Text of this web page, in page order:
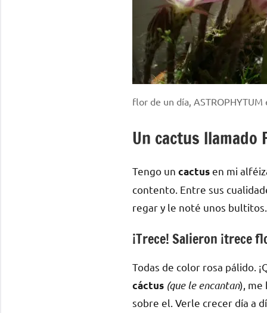
flor de un día,
Un cactus llamado
Tengo un cactusen mi
contento. Entre sus
regar y le noté unos
¡Trece! Salieron ¡trece
Todas de color rosa pálido.
cáctus (que le encantan), me
sobre el. Verle crecer día a